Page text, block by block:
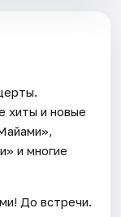
хиты и новые
и многие
До встречи.